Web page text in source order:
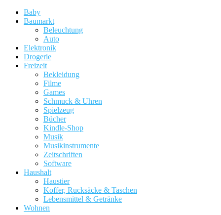
Baby
Baumarkt
Beleuchtung
Auto
Elektronik
Drogerie
Freizeit
Bekleidung
Filme
Games
Schmuck & Uhren
Spielzeug
Bücher
Kindle-Shop
Musik
Musikinstrumente
Zeitschriften
Software
Haushalt
Haustier
Koffer, Rucksäcke & Taschen
Lebensmittel & Getränke
Wohnen